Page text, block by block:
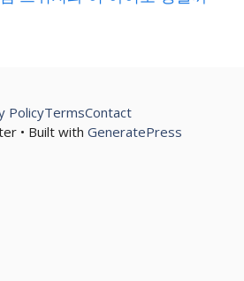
• Built with GeneratePress
PolicyTermsContact